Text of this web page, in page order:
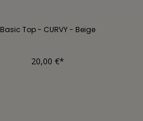
Basic Top - CURVY - Beige
20,00 €*